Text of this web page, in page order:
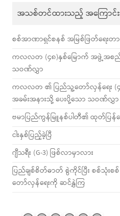
အသစ်တင်ထားသည့် အကြောင်းအ
စစ်အာဏာရှင်စနစ် အမြစ်ဖြတ်ရေး
ကလလတ (၄၈)နှစ်မြောက် အဖွဲ့အစ
သဝဏ်လွှာ
ကလလတ ၏ ပြည်သူ့တော်လှန်ရေး (
အခမ်းအနားသို့ ပေးပို့သော သဝဏ်လွှာ
ဗမာပြည်ကွန်မြူနစ်ပါတီ၏ ထုတ်ပြန်
ငါးနှစ်ပြည့်ခဲ့ပြီ
ဂျီသရီး (G-3) ဖြစ်လာမှာလား
ပြည်ချစ်စိတ်ဓာတ် စွဲကိုင်ပြီး စစ်သုံးစ
တော်လှန်ရေးကို ဆင်နွှဲကြ